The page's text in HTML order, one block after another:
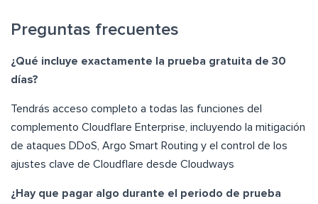
Preguntas frecuentes
¿Qué incluye exactamente la prueba gratuita de 30
días?
Tendrás acceso completo a todas las funciones del
complemento Cloudflare Enterprise, incluyendo la mitigación
de ataques DDoS, Argo Smart Routing y el control de los
ajustes clave de Cloudflare desde Cloudways
¿Hay que pagar algo durante el periodo de prueba